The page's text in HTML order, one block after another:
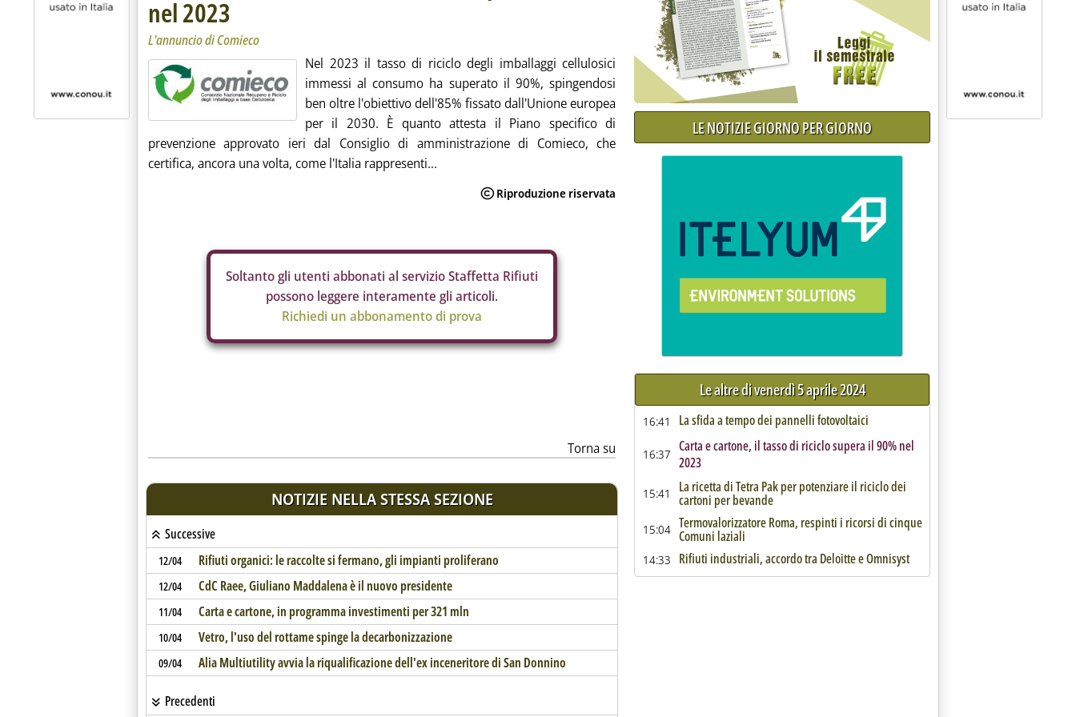
nel 2023
L'annuncio di Comieco
Nel 2023 il tasso di riciclo degli imballaggi cellulosici
immessi al consumo ha superato il 90%, spingendosi
ben oltre l'obiettivo dell'85% fissato dall'Unione europea
per il 2030. È quanto attesta il Piano specifico di
prevenzione approvato ieri dal Consiglio di amministrazione di Comieco, che
certifica, ancora una volta, come l'Italia rappresenti...
Soltanto gli utenti abbonati al servizio Staffetta Rifiuti
possono leggere interamente gli articoli.
Richiedi un abbonamento di prova
Torna su
NOTIZIE NELLA STESSA SEZIONE
Successive
12/04 Rifiuti organici: le raccolte si fermano, gli impianti proliferano
12/04 CdC Raee, Giuliano Maddalena è il nuovo presidente
11/04 Carta e cartone, in programma investimenti per 321 mln
10/04 Vetro, l'uso del rottame spinge la decarbonizzazione
09/04 Alia Multiutility avvia la riqualificazione dell'ex inceneritore di San Donnino
Precedenti
LE NOTIZIE GIORNO PER GIORNO
Le altre di venerdì 5 aprile 2024
16:41 La sfida a tempo dei pannelli fotovoltaici
16:37 Carta e cartone, il tasso di riciclo supera il 90% nel
2023
15:41 La ricetta di Tetra Pak per potenziare il riciclo dei
cartoni per bevande
15:04 Termovalorizzatore Roma, respinti i ricorsi di cinque
Comuni laziali
14:33 Rifiuti industriali, accordo tra Deloitte e Omnisyst